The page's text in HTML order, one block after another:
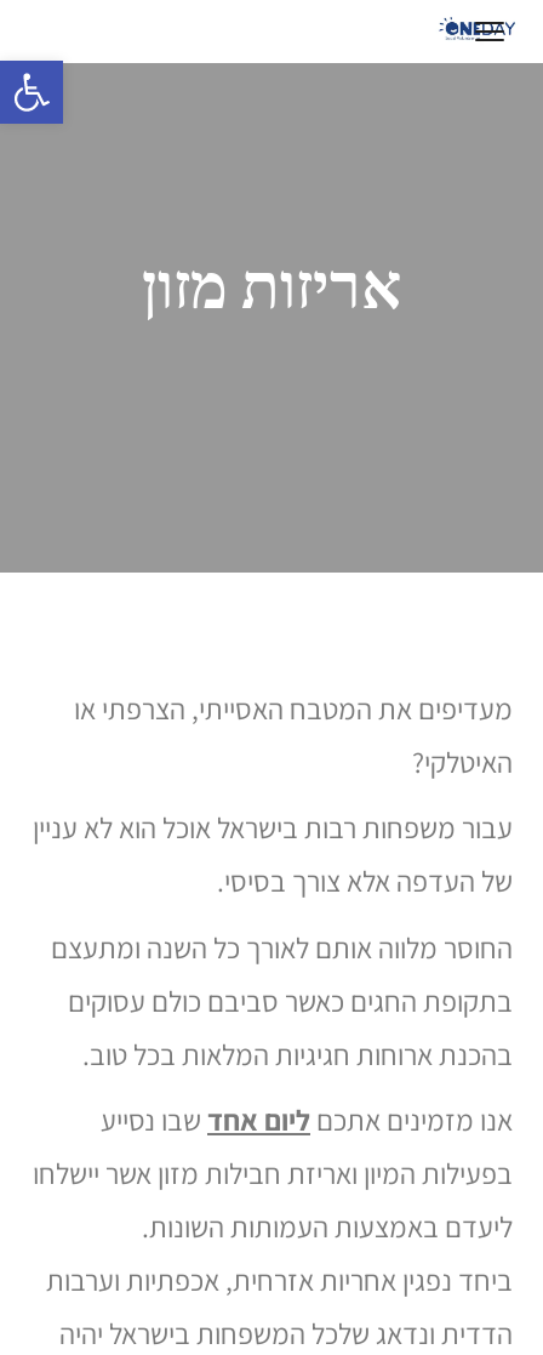
אריזות מזון
מעדיפים את המטבח האסייתי, הצרפתי או
האיטלקי?
עבור משפחות רבות בישראל אוכל הוא לא עניין
של העדפה אלא צורך בסיסי.
החוסר מלווה אותם לאורך כל השנה ומתעצם
בתקופת החגים כאשר סביבם כולם עסוקים
בהכנת ארוחות חגיגיות המלאות בכל טוב.
אנו מזמינים אתכם ליום אחד שבו נסייע
בפעילות המיון ואריזת חבילות מזון אשר יישלחו
ליעדם באמצעות העמותות השונות.
ביחד נפגין אחריות אזרחית, אכפתיות וערבות
הדדית ונדאג שלכל המשפחות בישראל יהיה